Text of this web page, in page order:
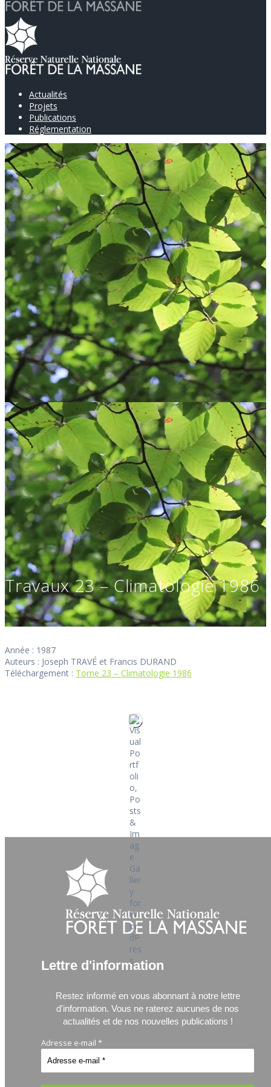
Actualités
Projets
Publications
Réglementation
Travaux 23 – Climatologie 1986
Année : 1987
Auteurs : Joseph TRAVÉ et Francis DURAND
Téléchargement : Tome 23 – Climatologie 1986
Lettre d'information
Restez informé en vous abonnant à notre lettre
d'information. Vous ne raterez aucunes de nos
actualités et de nos nouvelles publications !
Adresse e-mail *